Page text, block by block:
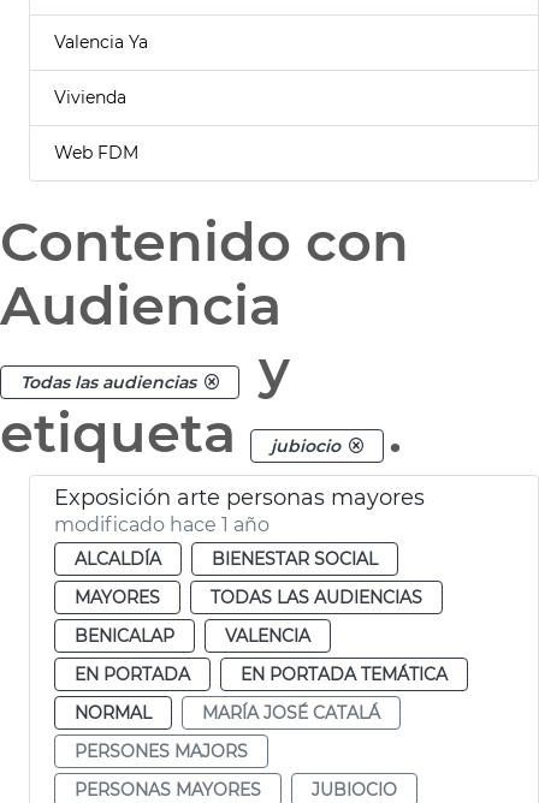
Valencia Ya
Vivienda
Web FDM
Contenido con
Audiencia
Todas las audiencias
y
etiqueta
jubiocio .
Exposición arte personas mayores
modificado hace 1 año
ALCALDÍA
BIENESTAR SOCIAL
MAYORES
TODAS LAS AUDIENCIAS
BENICALAP
VALENCIA
EN PORTADA
EN PORTADA TEMÁTICA
NORMAL
MARÍA JOSÉ CATALÁ
PERSONES MAJORS
PERSONAS MAYORES
JUBIOCIO